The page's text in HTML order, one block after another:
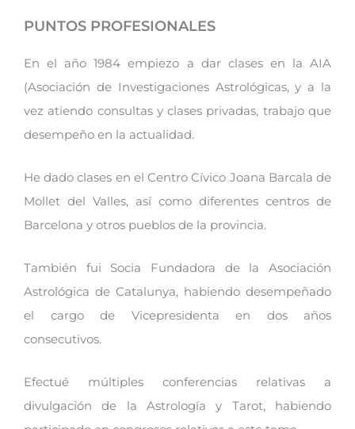
PUNTOS PROFESIONALES
En el año 1984 empiezo a dar clases en la AIA
(Asociación de Investigaciones Astrológicas, y a la
vez atiendo consultas y clases privadas, trabajo que
desempeño en la actualidad.
He dado clases en el Centro Cívico Joana Barcala de
Mollet del Valles, así como diferentes centros de
Barcelona y otros pueblos de la provincia.
También fui Socia Fundadora de la Asociación
Astrológica de Catalunya, habiendo desempeñado
el cargo de Vicepresidenta en dos años
consecutivos.
Efectué múltiples conferencias relativas a
divulgación de la Astrología y Tarot, habiendo